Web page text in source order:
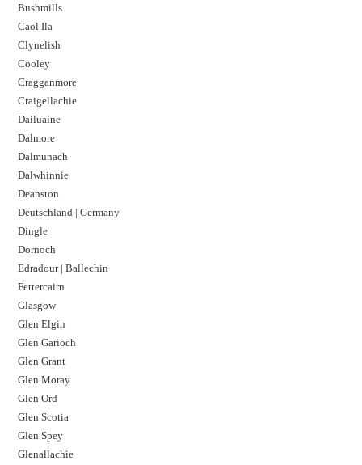
Bushmills
Caol Ila
Clynelish
Cooley
Cragganmore
Craigellachie
Dailuaine
Dalmore​
Dalmunach
Dalwhinnie
Deanston
Deutschland | Germany
Dingle
Dornoch
Edradour | Ballechin
Fettercairn
Glasgow
Glen Elgin
Glen Garioch
Glen Grant
Glen Moray
Glen Ord
Glen Scotia
Glen Spey
Glenallachie